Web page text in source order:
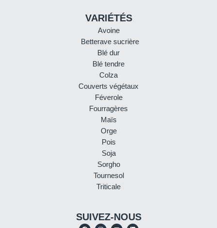
VARIÉTÉS
Avoine
Betterave sucrière
Blé dur
Blé tendre
Colza
Couverts végétaux
Féverole
Fourragères
Maïs
Orge
Pois
Soja
Sorgho
Tournesol
Triticale
SUIVEZ-NOUS